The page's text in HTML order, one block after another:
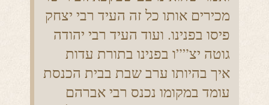
מכירים אותו כל זה העיד רבי יצחק
פיסו בפנינו. ועוד העיד רבי יהודה
גוטה יצ””ו בפנינו בתורת עדות
איך בהיותו ערב שבת בבית הכנסת
עומד במקומו נכנס רבי אברהם